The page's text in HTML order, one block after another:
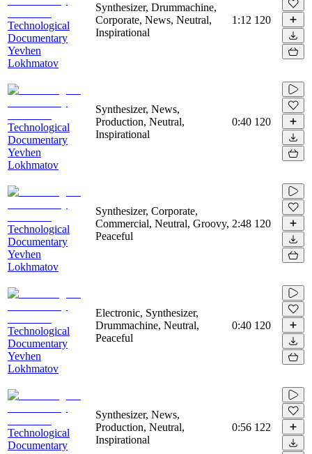
Technological
Documentary
Yevhen
Lokhmatov
Synthesizer, Drummachine,
Corporate, News, Neutral,
Inspirational
1:12 120
Technological
Documentary
Yevhen
Lokhmatov
Synthesizer, News,
Production, Neutral,
Inspirational
0:40 120
Technological
Documentary
Yevhen
Lokhmatov
Synthesizer, Corporate,
Commercial, Neutral, Groovy,
Peaceful
2:48 120
Technological
Documentary
Yevhen
Lokhmatov
Electronic, Synthesizer,
Drummachine, Neutral,
Peaceful
0:40 120
Technological
Documentary
Synthesizer, News,
Production, Neutral,
Inspirational
0:56 122